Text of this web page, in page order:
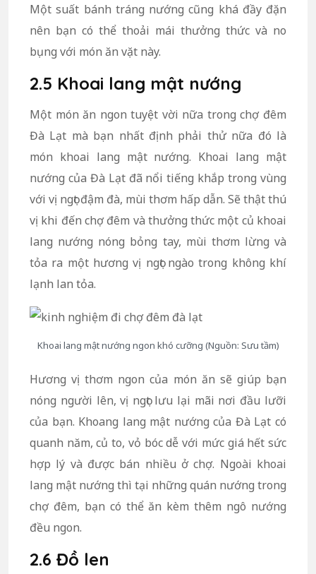
Một suất bánh tráng nướng cũng khá đầy đặn
nên bạn có thể thoải mái thưởng thức và no
bụng với món ăn vặt này.
2.5 Khoai lang mật nướng
Một món ăn ngon tuyệt vời nữa trong chợ đêm
Đà Lạt mà bạn nhất định phải thử nữa đó là
món khoai lang mật nướng. Khoai lang mật
nướng của Đà Lạt đã nổi tiếng khắp trong vùng
với vị ngọt đậm đà, mùi thơm hấp dẫn. Sẽ thật thú
vị khi đến chợ đêm và thưởng thức một củ khoai
lang nướng nóng bỏng tay, mùi thơm lừng và
tỏa ra một hương vị ngọt ngào trong không khí
lạnh lan tỏa.
Khoai lang mật nướng ngon khó cưỡng (Nguồn: Sưu tầm)
Hương vị thơm ngon của món ăn sẽ giúp bạn
nóng người lên, vị ngọt lưu lại mãi nơi đầu lưỡi
của bạn. Khoang lang mật nướng của Đà Lạt có
quanh năm, củ to, vỏ bóc dễ với mức giá hết sức
hợp lý và được bán nhiều ở chợ. Ngoài khoai
lang mật nướng thì tại những quán nướng trong
chợ đêm, bạn có thể ăn kèm thêm ngô nướng
đều ngon.
2.6 Đồ len